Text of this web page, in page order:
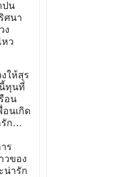
ปน
ศนา
ง
ว
ให้สุร
ทุนที่
อน
อนเกิด
รัก…
ร
วของ
น่ารัก